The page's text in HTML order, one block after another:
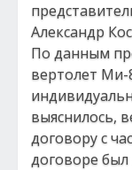
Александр
По данным
вертолет Ми-
выяснилось,
договору с
договоре был